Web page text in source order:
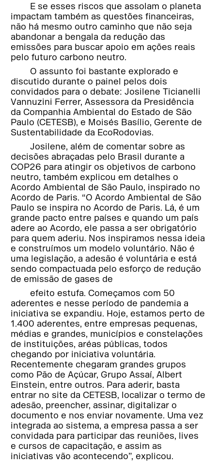
E se esses riscos que assolam o planeta
impactam também as questões financeiras,
não há mesmo outro caminho que não seja
abandonar a bengala da redução das
emissões para buscar apoio em ações reais
pelo futuro carbono neutro.
O assunto foi bastante explorado e
discutido durante o painel pelos dois
convidados para o debate: Josilene Ticianelli
Vannuzini Ferrer, Assessora da Presidência
da Companhia Ambiental do Estado de São
Paulo (CETESB), e Moisés Basílio, Gerente de
Sustentabilidade da EcoRodovias.
Josilene, além de comentar sobre as
decisões abraçadas pelo Brasil durante a
COP26 para atingir os objetivos de carbono
neutro, também explicou em detalhes o
Acordo Ambiental de São Paulo, inspirado no
Acordo de Paris. “O Acordo Ambiental de São
Paulo se inspira no Acordo de Paris. Lá, é um
grande pacto entre países e quando um país
adere ao Acordo, ele passa a ser obrigatório
para quem aderiu. Nos inspiramos nessa ideia
e construímos um modelo voluntário. Não é
uma legislação, a adesão é voluntária e está
sendo compactuada pelo esforço de redução
de emissão de gases de
efeito estufa. Começamos com 50
aderentes e nesse período de pandemia a
iniciativa se expandiu. Hoje, estamos perto de
1.400 aderentes, entre empresas pequenas,
médias e grandes, municípios e constelações
de instituições, aréas públicas, todos
chegando por iniciativa voluntária.
Recentemente chegaram grandes grupos
como Pão de Açúcar, Grupo Assaí, Albert
Einstein, entre outros. Para aderir, basta
entrar no site da CETESB, localizar o termo de
adesão, preencher, assinar, digitalizar o
documento e nos enviar novamente. Uma vez
integrada ao sistema, a empresa passa a ser
convidada para participar das reuniões, lives
e cursos de capacitação, e assim as
iniciativas vão acontecendo”, explicou.